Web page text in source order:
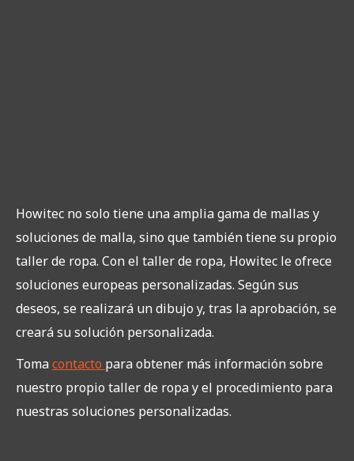
Howitec no solo tiene una amplia gama de mallas y
soluciones de malla, sino que también tiene su propio
taller de ropa. Con el taller de ropa, Howitec le ofrece
soluciones europeas personalizadas. Según sus
deseos, se realizará un dibujo y, tras la aprobación, se
creará su solución personalizada.
Toma contacto para obtener más información sobre
nuestro propio taller de ropa y el procedimiento para
nuestras soluciones personalizadas.